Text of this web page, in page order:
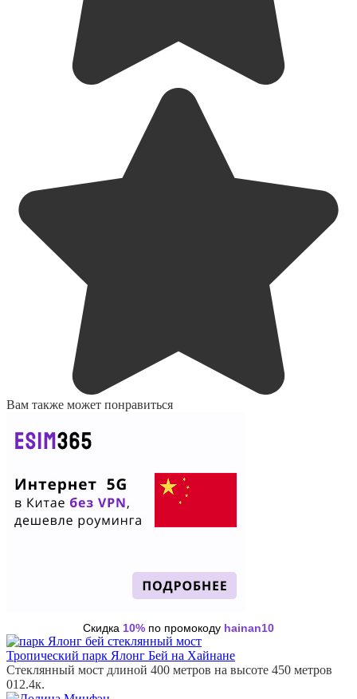
Вам также может понравиться
Скидка 10% по промокоду hainan10
Тропический парк Ялонг Бей на Хайнане
Стеклянный мост длиной 400 метров на высоте 450 метров
012.4к.